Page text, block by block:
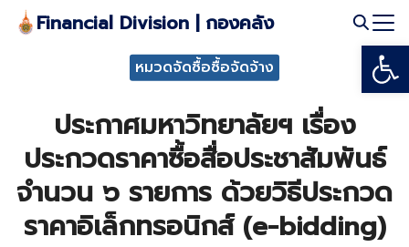
Skip Financial Division | กองคลัง
หมวดจัดซื้อซื้อจัดจ้าง
ประกาศมหาวิทยาลัยฯ เรื่อง
ประกวดราคาซื้อสื่อประชาสัมพันธ์
จำนวน ๖ รายการ ด้วยวิธีประกวด
ราคาอิเล็กทรอนิกส์ (e-bidding)